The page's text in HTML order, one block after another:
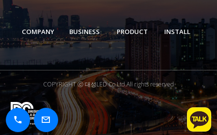
COMPANY BUSINESS PRODUCT INSTALL
COPYRIGHT ⓒ 대성LED Co.Ltd.All rights reserved